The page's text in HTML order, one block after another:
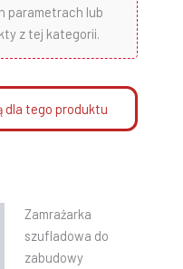
parametrach lub
z tej kategorii.
dla tego produktu
Zamrażarka
szufladowa do
zabudowy